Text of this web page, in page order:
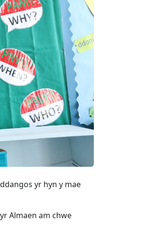
yr hyn y mae
Almaen am chwe